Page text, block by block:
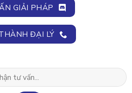
GIẢI PHÁP
ĐẠI LÝ